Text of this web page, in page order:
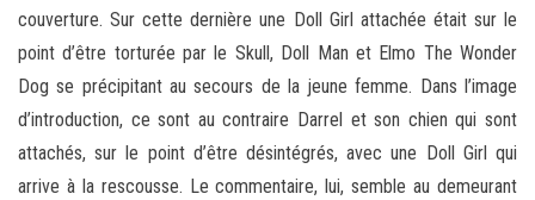
couverture. Sur cette dernière une Doll Girl attachée était sur le
point d’être torturée par le Skull, Doll Man et Elmo The Wonder
Dog se précipitant au secours de la jeune femme. Dans l’image
d’introduction, ce sont au contraire Darrel et son chien qui sont
attachés, sur le point d’être désintégrés, avec une Doll Girl qui
arrive à la rescousse. Le commentaire, lui, semble au demeurant